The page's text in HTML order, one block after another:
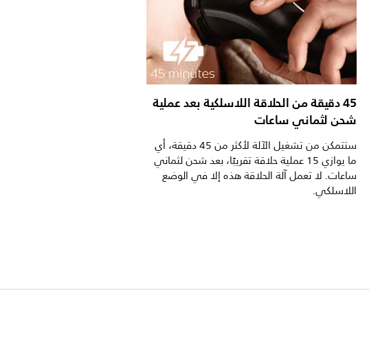
45 دقيقة من الحلاقة اللاسلكية بعد عملية
شحن لثماني ساعات
ستتمكن من تشغيل الآلة لأكثر من 45 دقيقة، أي
ما يوازي 15 عملية حلاقة تقريبًا، بعد شحن لثماني
ساعات. لا تعمل آلة الحلاقة هذه إلا في الوضع
اللاسلكي.